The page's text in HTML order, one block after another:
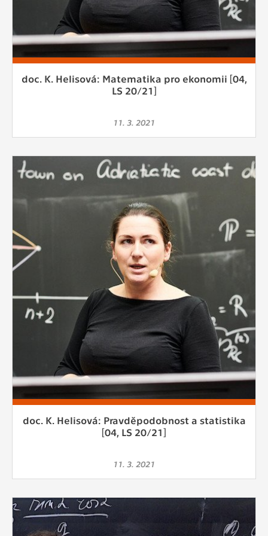
doc. K. Helisová: Matematika pro ekonomii [04,
LS 20/21]
11. 3. 2021
doc. K. Helisová: Pravděpodobnost a statistika
[04, LS 20/21]
11. 3. 2021